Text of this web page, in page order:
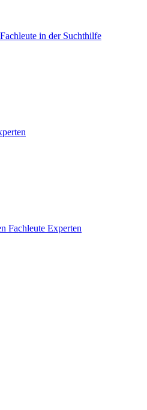
in der Suchthilfe
Fachleute Experten